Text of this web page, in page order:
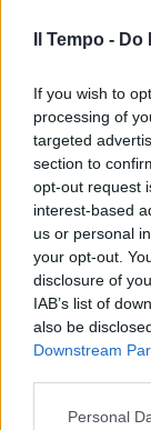
Il Tempo - Do
If you wish to
processing of
targeted
section to
opt-out request
interest-based
us or personal
your opt-out.
disclosure of
IAB’s list of
also be
Downstream
Personal
È sempre
prese con
benissimo
ottimo
costanza,
del vostro
che
oggi voi
Giove
durante